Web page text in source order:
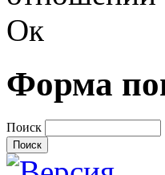
Ок
Форма
Поиск